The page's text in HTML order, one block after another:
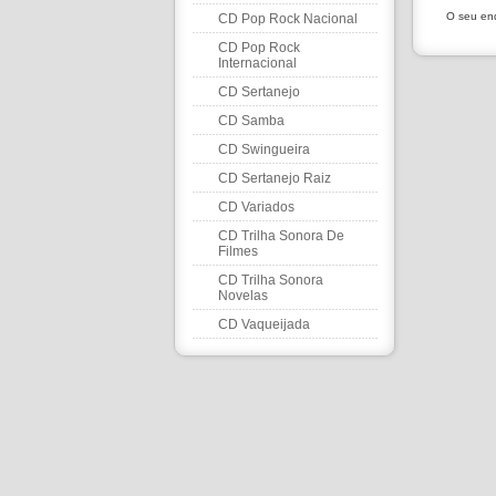
CD Pop Rock Nacional
CD Pop Rock
Internacional
CD Sertanejo
CD Samba
CD Swingueira
CD Sertanejo Raiz
CD Variados
CD Trilha Sonora De
Filmes
CD Trilha Sonora
Novelas
CD Vaqueijada
O seu